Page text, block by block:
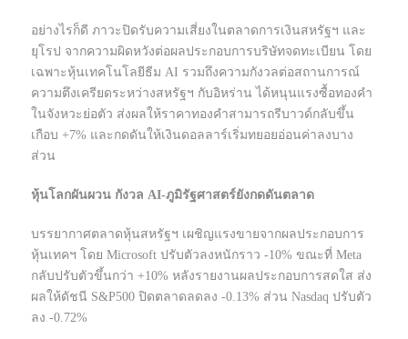
อย่างไรก็ดี ภาวะปิดรับความเสี่ยงในตลาดการเงินสหรัฐฯ และ
ยุโรป จากความผิดหวังต่อผลประกอบการบริษัทจดทะเบียน โดย
เฉพาะหุ้นเทคโนโลยีธีม AI รวมถึงความกังวลต่อสถานการณ์
ความตึงเครียดระหว่างสหรัฐฯ กับอิหร่าน ได้หนุนแรงซื้อทองคำ
ในจังหวะย่อตัว ส่งผลให้ราคาทองคำสามารถรีบาวด์กลับขึ้น
เกือบ +7% และกดดันให้เงินดอลลาร์เริ่มทยอยอ่อนค่าลงบาง
ส่วน
หุ้นโลกผันผวน กังวล AI-ภูมิรัฐศาสตร์ยังกดดันตลาด
บรรยากาศตลาดหุ้นสหรัฐฯ เผชิญแรงขายจากผลประกอบการ
หุ้นเทคฯ โดย Microsoft ปรับตัวลงหนักราว -10% ขณะที่ Meta
กลับปรับตัวขึ้นกว่า +10% หลังรายงานผลประกอบการสดใส ส่ง
ผลให้ดัชนี S&P500 ปิดตลาดลดลง -0.13% ส่วน Nasdaq ปรับตัว
ลง -0.72%